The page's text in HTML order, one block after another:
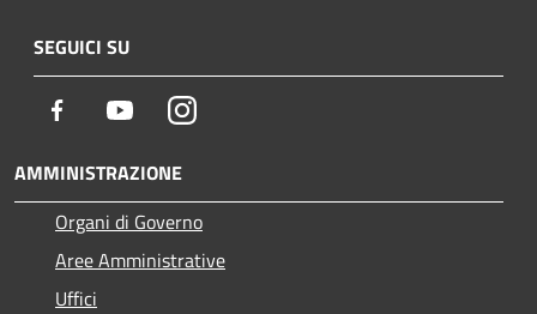
SEGUICI SU
Facebook YoutubeInstagram
AMMINISTRAZIONE
Organi di Governo
Aree Amministrative
Uffici